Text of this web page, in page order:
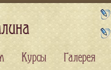
Курсы Галерея